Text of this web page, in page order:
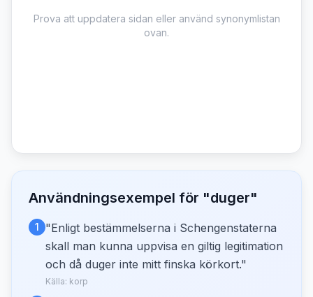
Prova att uppdatera sidan eller använd synonymlistan
ovan.
Användningsexempel för "duger"
1 "Enligt bestämmelserna i Schengenstaterna
skall man kunna uppvisa en giltig legitimation
och då duger inte mitt finska körkort."
Källa: korp